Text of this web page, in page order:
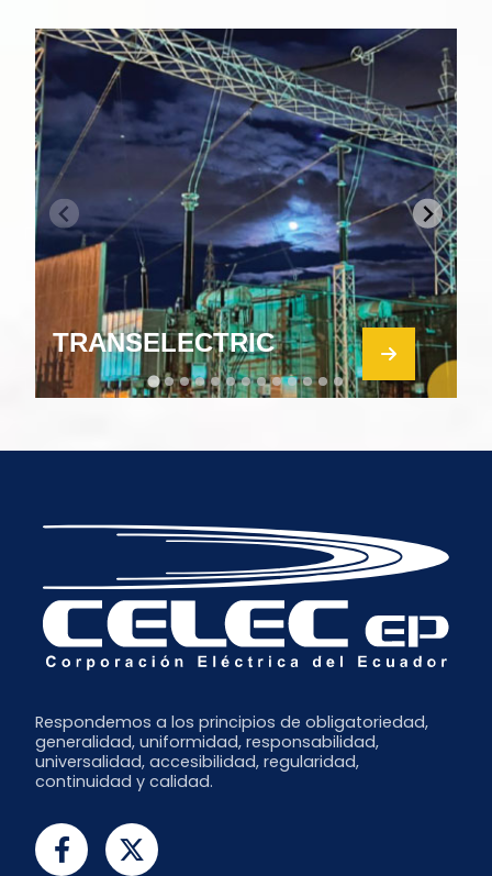
TRANSELECTRIC
Respondemos a los principios de obligatoriedad,
generalidad, uniformidad, responsabilidad,
universalidad, accesibilidad, regularidad,
continuidad y calidad.